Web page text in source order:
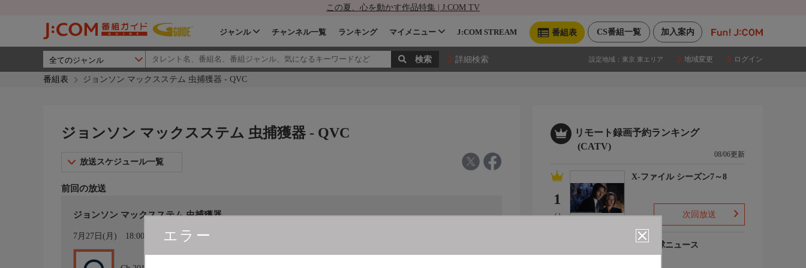
この夏、心を動かす作品特集 | J:COM TV
加入案内
CS番組一覧
番組表
ジャンル チャンネル一覧 ランキング マイメニュー J:COM STREAM
詳細検索 設定地域： 東京 東エリア 地域変更 ログイン
番組表 ジョンソン マックスステム 虫捕獲器 - QVC
エラー
ジョンソン マックスステム 虫捕獲器 - QVC
放送スケジュール一覧
前回の放送
ジョンソン マックスステム 虫捕獲器
7月27日(月) 18:00〜18:30 カレンダー登録
リモート録画予約ランキング
(CATV)
08/06更新
1
(-)
X-ファイル シーズン7～8
次回放送
プロ野球ニュース